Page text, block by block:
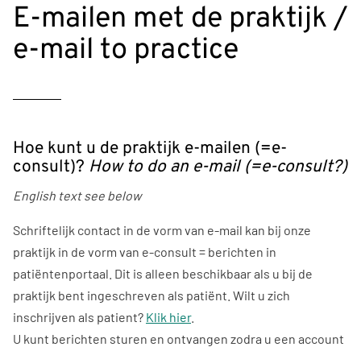
E-mailen met de praktijk /
e-mail to practice
Hoe kunt u de praktijk e-mailen (=e-
consult)? How to do an e-mail (=e-consult?)
English text see below
Schriftelijk contact in de vorm van e-mail kan bij onze
praktijk in de vorm van e-consult = berichten in
patiëntenportaal. Dit is alleen beschikbaar als u bij de
praktijk bent ingeschreven als patiënt. Wilt u zich
inschrijven als patient? Klik hier.
U kunt berichten sturen en ontvangen zodra u een account